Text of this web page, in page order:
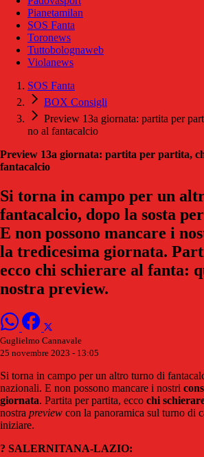
Pianetamilan
SOS Fanta
Toronews
Tuttobolognaweb
Violanews
SOS Fanta
BOX Consigli
Preview 13a giornata: partita per
no al fantacalcio
Preview 13a giornata: partita per partita,
fantacalcio
Si torna in campo per un
fantacalcio, dopo la sosta
E non possono mancare i
la tredicesima giornata.
ecco chi schierare al fanta:
nostra preview.
Guglielmo Cannavale
25 novembre 2023 - 13:05
Si torna in campo per un altro turno di
nazionali. E non possono mancare i nostri
giornata. Partita per partita, ecco chi
nostra preview con la panoramica sul turno di
iniziare.
? SALERNITANA-LAZIO: